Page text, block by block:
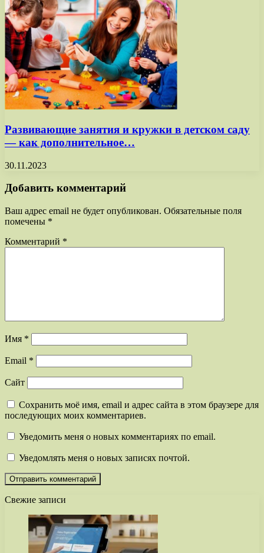
Развивающие занятия и кружки в детском саду
— как дополнительное…
30.11.2023
Добавить комментарий
Ваш адрес email не будет опубликован. Обязательные поля
помечены *
Комментарий *
Имя *
Email *
Сайт
Сохранить моё имя, email и адрес сайта в этом браузере для
последующих моих комментариев.
Уведомить меня о новых комментариях по email.
Уведомлять меня о новых записях почтой.
Свежие записи